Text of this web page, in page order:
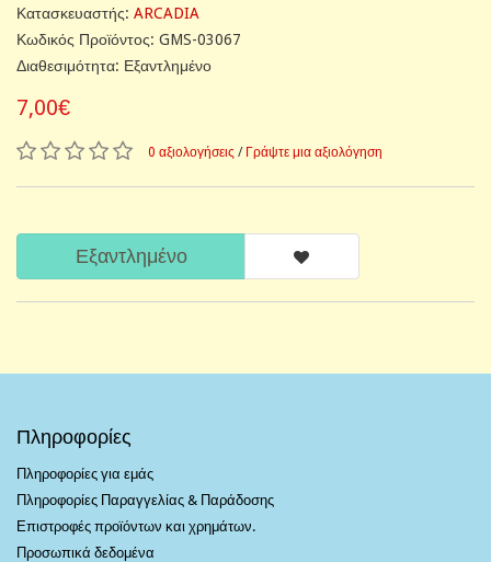
Κατασκευαστής: ARCADIA
Κωδικός Προϊόντος: GMS-03067
Διαθεσιμότητα: Εξαντλημένο
7,00€
0 αξιολογήσεις / Γράψτε μια αξιολόγηση
Εξαντλημένο
Πληροφορίες
Πληροφορίες για εμάς
Πληροφορίες Παραγγελίας & Παράδοσης
Επιστροφές προϊόντων και χρημάτων.
Προσωπικά δεδομένα